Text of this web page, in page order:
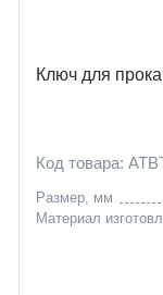
Ключ для
Код товара:
Размер, мм
Материал